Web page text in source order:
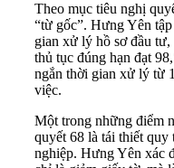
Theo mục tiêu nghị
“từ gốc”. Hưng Yên
gian xử lý hồ sơ đầu
thủ tục đúng hạn đạt
ngắn thời gian xử lý từ
việc.
Một trong những điểm
quyết 68 là tái thiết quy
nghiệp. Hưng Yên xác